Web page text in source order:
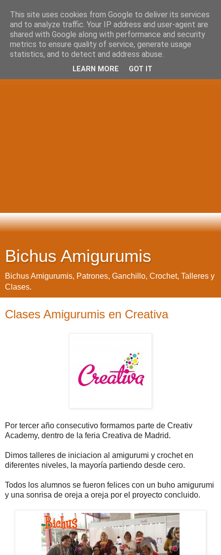
Bichus Amigurumis
Bichus Amigurumis, Patrones, Ganchillo, Crochet, Talleres y
Clases.
Clases Amigurumis en Creativa
Por tercer año consecutivo formamos parte de Creativ
Academy, dentro de la feria Creativa de Madrid.
Dimos talleres de iniciacion al amigurumi y crochet en
diferentes niveles, la mayoría partiendo desde cero.
Todos los alumnos se fueron felices con un buho amigurumi
y una sonrisa de oreja a oreja por el proyecto concluido.
This site uses cookies from Google to deliver its services
and to analyze traffic. Your IP address and user-agent are
shared with Google along with performance and security
metrics to ensure quality of service, generate usage
statistics, and to detect and address abuse.
LEARN MORE GOT IT